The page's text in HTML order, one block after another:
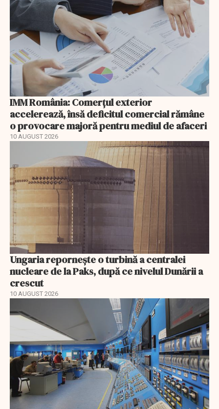
IMM România: Comerțul exterior
accelerează, însă deficitul comercial rămâne
o provocare majoră pentru mediul de afaceri
10 AUGUST 2026
Ungaria reporneşte o turbină a centralei
nucleare de la Paks, după ce nivelul Dunării a
crescut
10 AUGUST 2026